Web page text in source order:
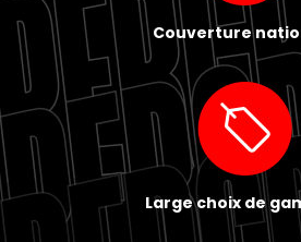
Couverture
Large choix de